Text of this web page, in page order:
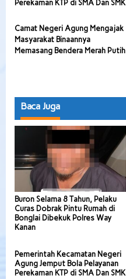
Perekaman KTP di SMA Dan SMK
Camat Negeri Agung Mengajak
Masyarakat Binaannya
Memasang Bendera Merah Putih
Baca Juga
Buron Selama 8 Tahun, Pelaku
Curas Dobrak Pintu Rumah di
Bonglai Dibekuk Polres Way
Kanan
Pemerintah Kecamatan Negeri
Agung Jemput Bola Pelayanan
Perekaman KTP di SMA Dan SMK